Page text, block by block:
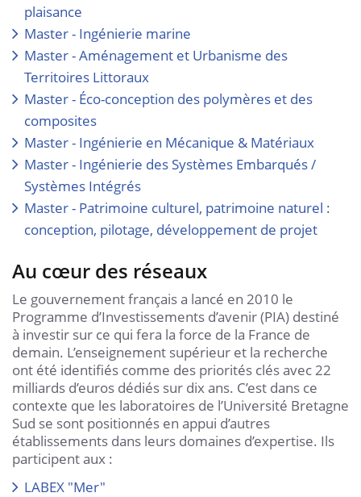
plaisance
Master - Ingénierie marine
Master - Aménagement et Urbanisme des
Territoires Littoraux
Master - Éco-conception des polymères et des
composites
Master - Ingénierie en Mécanique & Matériaux
Master - Ingénierie des Systèmes Embarqués /
Systèmes Intégrés
Master - Patrimoine culturel, patrimoine naturel :
conception, pilotage, développement de projet
Au cœur des réseaux
Le gouvernement français a lancé en 2010 le
Programme d’Investissements d’avenir (PIA) destiné
à investir sur ce qui fera la force de la France de
demain. L’enseignement supérieur et la recherche
ont été identifiés comme des priorités clés avec 22
milliards d’euros dédiés sur dix ans. C’est dans ce
contexte que les laboratoires de l’Université Bretagne
Sud se sont positionnés en appui d’autres
établissements dans leurs domaines d’expertise. Ils
participent aux :
LABEX "Mer"